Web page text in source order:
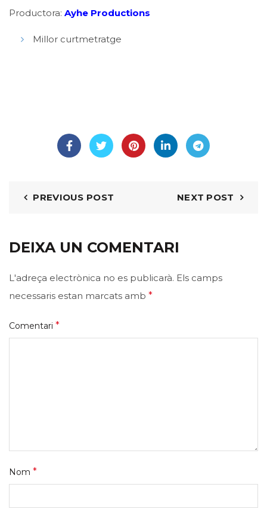
Productora: Ayhe Productions
Millor curtmetratge
PREVIOUS POST NEXT POST
DEIXA UN COMENTARI
L'adreça electrònica no es publicarà. Els camps
necessaris estan marcats amb *
Comentari *
Nom *